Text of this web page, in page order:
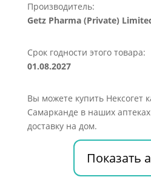
Производитель:
Getz Pharma (Private)
Срок годности этого товара:
01.08.2027
Вы можете купить Нексогет
Самарканде в наших
доставку на дом.
Показать